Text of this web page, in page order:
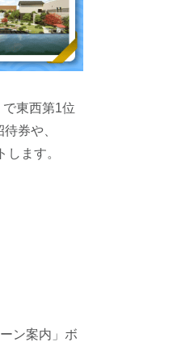
東西第1位
券や、
ます。
ン案内」ボ